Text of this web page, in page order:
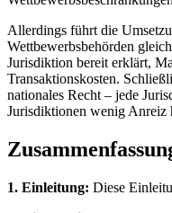
Allerdings führt die
Wettbewerbsbehörden
Jurisdiktion bereit erklärt,
Transaktionskosten.
nationales Recht – jede
Jurisdiktionen wenig Anreiz
1. Einleitung: Diese